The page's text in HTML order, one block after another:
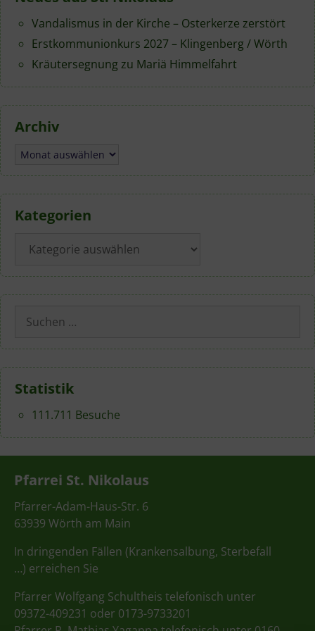
Vandalismus in der Kirche – Osterkerze zerstört
Erstkommunionkurs 2027 – Klingenberg / Wörth
Kräutersegnung zu Mariä Himmelfahrt
Archiv
Archiv
Kategorien
Suchen
nach:
Statistik
111.711 Besuche
Pfarrei St. Nikolaus
Pfarrer-Adam-Haus-Str. 6
63939 Wörth am Main
In dringenden Fällen (Krankensalbung, Sterbefall
…) erreichen Sie
Pfarrer Wolfgang Schultheis telefonisch unter
09372-409231 oder 0173-9733201